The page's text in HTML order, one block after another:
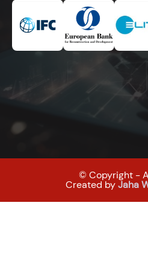
© Copyright -
Created byJaha